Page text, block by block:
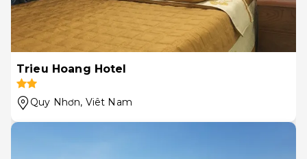
Trieu Hoang Hotel
Quy Nhơn, Viêt Nam